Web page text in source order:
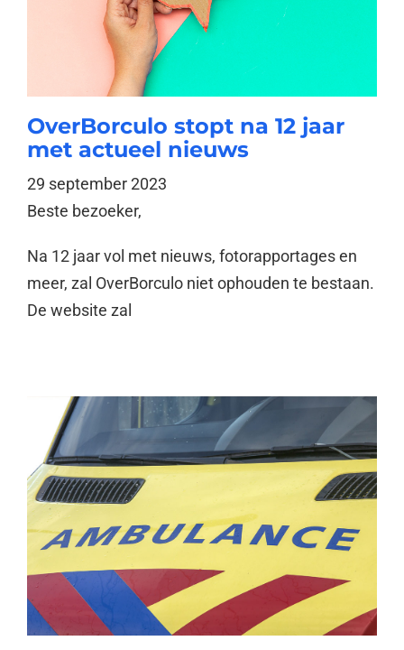
OverBorculo stopt na 12 jaar
met actueel nieuws
29 september 2023
Beste bezoeker,
Na 12 jaar vol met nieuws, fotorapportages en
meer, zal OverBorculo niet ophouden te bestaan.
De website zal